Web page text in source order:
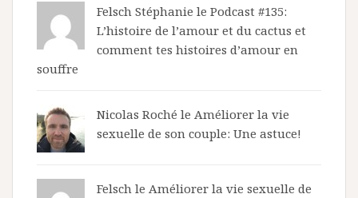
Felsch Stéphanie le Podcast #135:
L’histoire de l’amour et du cactus et
comment tes histoires d’amour en
souffre
Nicolas Roché le Améliorer la vie
sexuelle de son couple: Une astuce!
Felsch le Améliorer la vie sexuelle de